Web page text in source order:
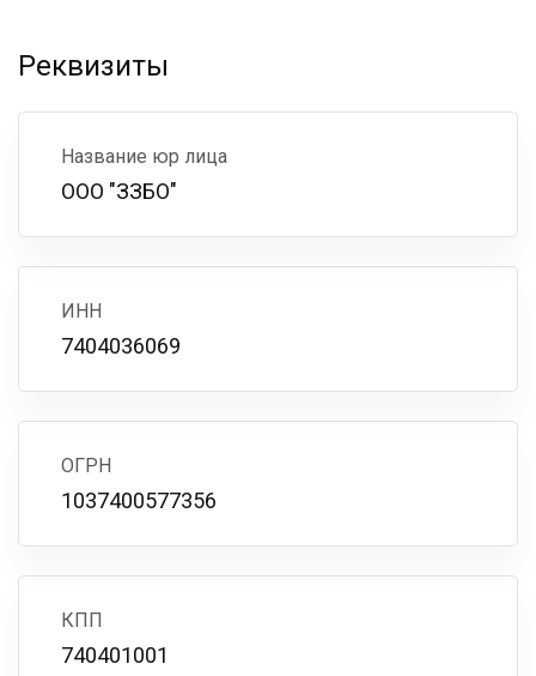
Реквизиты
Название юр лица
ООО "ЗЗБО"
ИНН
7404036069
ОГРН
1037400577356
КПП
740401001